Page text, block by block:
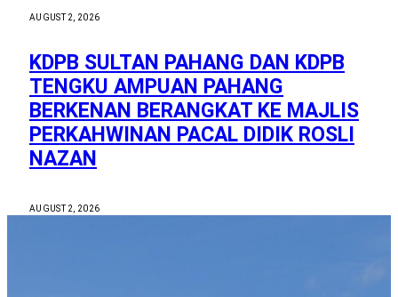
AUGUST 2, 2026
KDPB SULTAN PAHANG DAN KDPB
TENGKU AMPUAN PAHANG
BERKENAN BERANGKAT KE MAJLIS
PERKAHWINAN PACAL DIDIK ROSLI
NAZAN
AUGUST 2, 2026